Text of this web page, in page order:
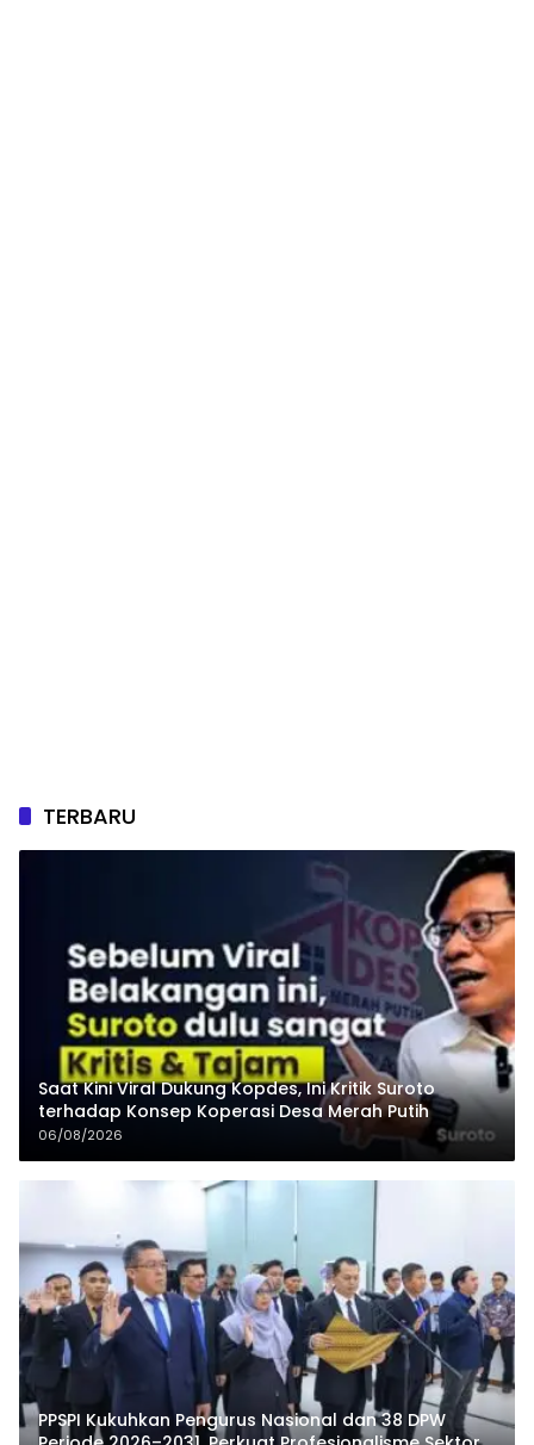
TERBARU
Saat Kini Viral Dukung Kopdes, Ini Kritik Suroto
terhadap Konsep Koperasi Desa Merah Putih
06/08/2026
PPSPI Kukuhkan Pengurus Nasional dan 38 DPW